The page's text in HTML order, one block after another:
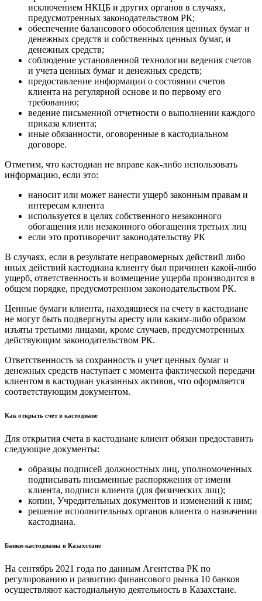
исключением НКЦБ и других органов в случаях,
предусмотренных законодательством РК;
обеспечение балансового обособления ценных бумаг и
денежных средств и собственных ценных бумаг, и
денежных средств;
соблюдение установленной технологии ведения счетов
и учета ценных бумаг и денежных средств;
предоставление информации о состоянии счетов
клиента на регулярной основе и по первому его
требованию;
ведение письменной отчетности о выполнении каждого
приказа клиента;
иные обязанности, оговоренные в кастодиальном
договоре.
Отметим, что кастодиан не вправе как-либо использовать
информацию, если это:
наносит или может нанести ущерб законным правам и
интересам клиента
используется в целях собственного незаконного
обогащения или незаконного обогащения третьих лиц
если это противоречит законодательству РК
В случаях, если в результате неправомерных действий либо
иных действий кастодиана клиенту был причинен какой-либо
ущерб, ответственность и возмещение ущерба производится в
общем порядке, предусмотренном законодательством РК.
Ценные бумаги клиента, находящиеся на счету в кастодиане
не могут быть подвергнуты аресту или каким-либо образом
изъяты третьими лицами, кроме случаев, предусмотренных
действующим законодательством РК.
Ответственность за сохранность и учет ценных бумаг и
денежных средств наступает с момента фактической передачи
клиентом в кастодиан указанных активов, что оформляется
соответствующим документом.
Как открыть счет в кастодиане
Для открытия счета в кастодиане клиент обязан предоставить
следующие документы:
образцы подписей должностных лиц, уполномоченных
подписывать письменные распоряжения от имени
клиента, подписи клиента (для физических лиц);
копии, Учредительных документов и изменений к ним;
решение исполнительных органов клиента о назначении
кастодиана.
Банки-кастодианы в Казахстане
На сентябрь 2021 года по данным Агентства РК по
регулированию и развитию финансового рынка 10 банков
осуществляют кастодиальную деятельность в Казахстане.